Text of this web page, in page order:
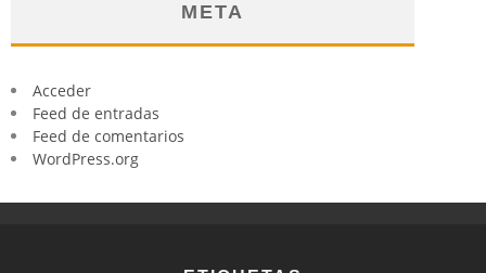
META
Acceder
Feed de entradas
Feed de comentarios
WordPress.org